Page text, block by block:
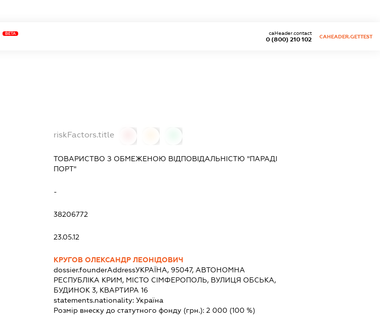
BETA
0 (800) 210 102
caHeader.contact
CAHEADER.GETTEST
riskFactors.title
ТОВАРИСТВО З ОБМЕЖЕНОЮ ВІДПОВІДАЛЬНІСТЮ "ПАРАДІ
ПОРТ"
-
38206772
23.05.12
КРУГОВ ОЛЕКСАНДР ЛЕОНІДОВИЧ
dossier.founderAddressУКРАЇНА, 95047, АВТОНОМНА
РЕСПУБЛІКА КРИМ, МІСТО СІМФЕРОПОЛЬ, ВУЛИЦЯ ОБСЬКА,
БУДИНОК 3, КВАРТИРА 16
statements.nationality: Україна
Розмір внеску до статутного фонду (грн.): 2 000 (100 %)